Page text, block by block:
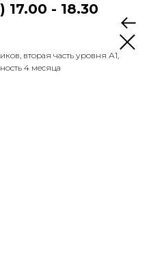
17.00 - 18.30
вторая часть уровня А1,
4 месяца